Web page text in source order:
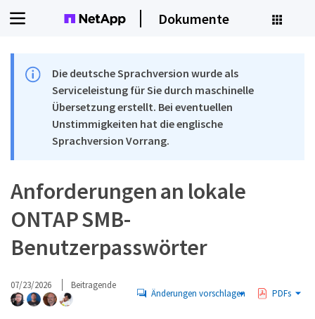
Dokumente
Die deutsche Sprachversion wurde als
Serviceleistung für Sie durch maschinelle
Übersetzung erstellt. Bei eventuellen
Unstimmigkeiten hat die englische
Sprachversion Vorrang.
Anforderungen an lokale
ONTAP SMB-
Benutzerpasswörter
07/23/2026 Beitragende
Änderungen vorschlagen PDFs